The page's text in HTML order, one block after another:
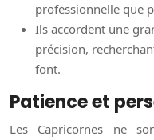
professionnelle que
Ils accordent une
précision,
font.
Patience et
Les Capricornes ne